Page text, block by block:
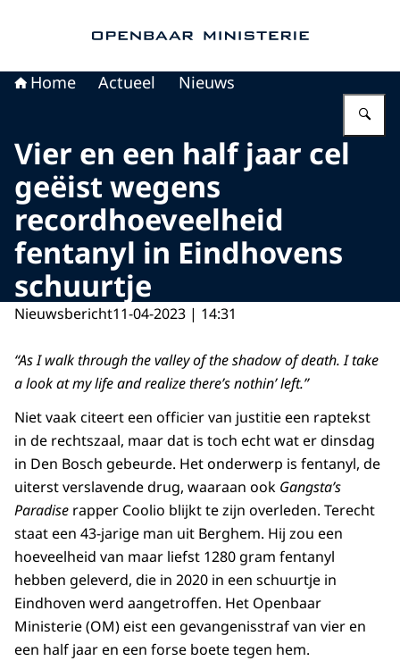
Home Actueel Nieuws
Vier en een half jaar cel
geëist wegens
recordhoeveelheid
fentanyl in Eindhovens
schuurtje
Nieuwsbericht11-04-2023 | 14:31
“As I walk through the valley of the shadow of death. I take
a look at my life and realize there’s nothin’ left.”
Niet vaak citeert een officier van justitie een raptekst
in de rechtszaal, maar dat is toch echt wat er dinsdag
in Den Bosch gebeurde. Het onderwerp is fentanyl, de
uiterst verslavende drug, waaraan ook Gangsta’s
Paradise rapper Coolio blijkt te zijn overleden. Terecht
staat een 43-jarige man uit Berghem. Hij zou een
hoeveelheid van maar liefst 1280 gram fentanyl
hebben geleverd, die in 2020 in een schuurtje in
Eindhoven werd aangetroffen. Het Openbaar
Ministerie (OM) eist een gevangenisstraf van vier en
een half jaar en een forse boete tegen hem.